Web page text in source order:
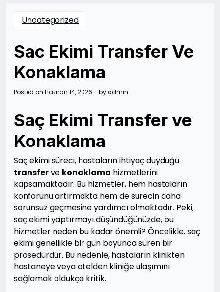
Uncategorized
Sac Ekimi Transfer Ve
Konaklama
Posted on Haziran 14, 2026 byadmin
Saç Ekimi Transfer ve
Konaklama
Saç ekimi süreci, hastaların ihtiyaç duyduğu
transferve konaklama hizmetlerini
kapsamaktadır. Bu hizmetler, hem hastaların
konforunu artırmakta hem de sürecin daha
sorunsuz geçmesine yardımcı olmaktadır. Peki,
saç ekimi yaptırmayı düşündüğünüzde, bu
hizmetler neden bu kadar önemli? Öncelikle, saç
ekimi genellikle bir gün boyunca süren bir
prosedürdür. Bu nedenle, hastaların klinikten
hastaneye veya otelden kliniğe ulaşımını
sağlamak oldukça kritik.